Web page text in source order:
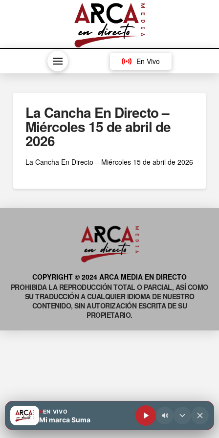
En Vivo
La Cancha En Directo –
Miércoles 15 de abril de
2026
La Cancha En Directo – Miércoles 15 de abril de 2026
COPYRIGHT © 2024 ARCA MEDIA EN DIRECTO
PROHIBIDA LA REPRODUCCIÓN TOTAL O PARCIAL, ASÍ COMO
SU TRADUCCIÓN A CUALQUIER IDIOMA DE NUESTRO
CONTENIDO, SIN AUTORIZACIÓN ESCRITA DE SU
PROPIETARIO.
EN VIVO
Mi marca Suma